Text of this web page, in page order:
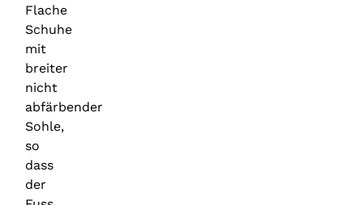
Flache
Schuhe
mit
breiter
nicht
abfärbender
Sohle,
so
dass
der